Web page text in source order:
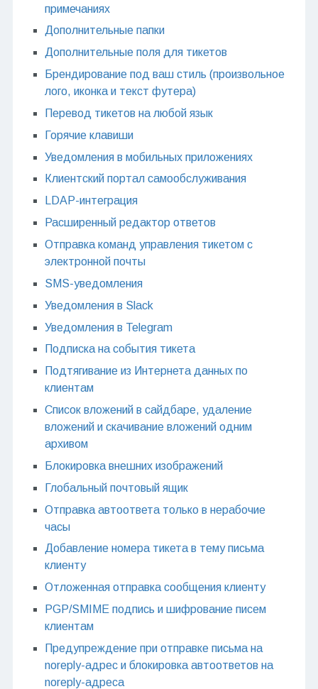
примечаниях
Дополнительные папки
Дополнительные поля для тикетов
Брендирование под ваш стиль (произвольное
лого, иконка и текст футера)
Перевод тикетов на любой язык
Горячие клавиши
Уведомления в мобильных приложениях
Клиентский портал самообслуживания
LDAP-интеграция
Расширенный редактор ответов
Отправка команд управления тикетом с
электронной почты
SMS-уведомления
Уведомления в Slack
Уведомления в Telegram
Подписка на события тикета
Подтягивание из Интернета данных по
клиентам
Список вложений в сайдбаре, удаление
вложений и скачивание вложений одним
архивом
Блокировка внешних изображений
Глобальный почтовый ящик
Отправка автоответа только в нерабочие
часы
Добавление номера тикета в тему письма
клиенту
Отложенная отправка сообщения клиенту
PGP/SMIME подпись и шифрование писем
клиентам
Предупреждение при отправке письма на
noreply-адрес и блокировка автоответов на
noreply-адреса